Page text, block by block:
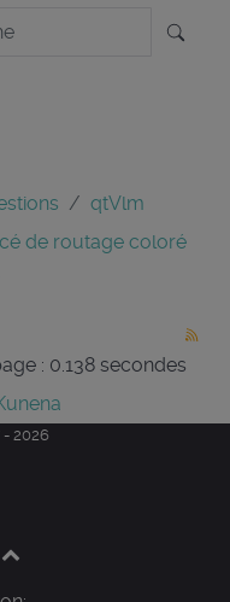
qtVlm
de routage coloré
: 0.138 secondes
2026